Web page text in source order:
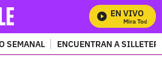
EN VIVO
Mira Todos
SEMANAL ENCUENTRAN A